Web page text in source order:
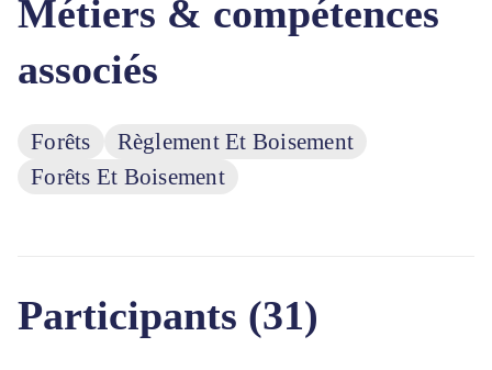
Métiers & compétences
associés
Forêts
Règlement Et Boisement
Forêts Et Boisement
Participants (31)